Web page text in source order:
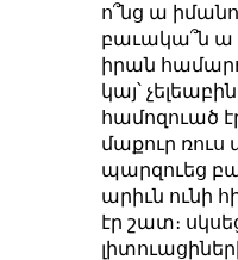
ո՞նց ա
բաւակա՞ն ա
իրան
կայ՝
համոզուած
մաքուր ռուս
պարզուեց
արիւն ունի
էր շատ։